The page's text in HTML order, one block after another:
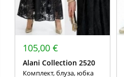
105,00 €
Alani Collection 2520
Комплект, блуза, юбка